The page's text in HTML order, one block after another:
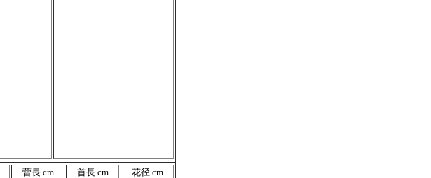
蕾長 cm 首長 cm
花径 cm